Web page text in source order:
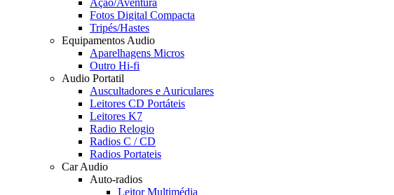
Ação/Aventura
Fotos Digital Compacta
Tripés/Hastes
Equipamentos Audio
Aparelhagens Micros
Outro Hi-fi
Audio Portatil
Auscultadores e Auriculares
Leitores CD Portáteis
Leitores K7
Radio Relogio
Radios C / CD
Radios Portateis
Car Audio
Auto-radios
Leitor Multimédia